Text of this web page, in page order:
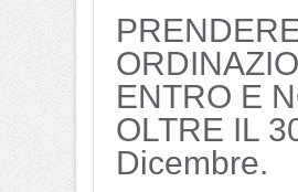
ENTRO E
OLTRE IL
Dicembre.